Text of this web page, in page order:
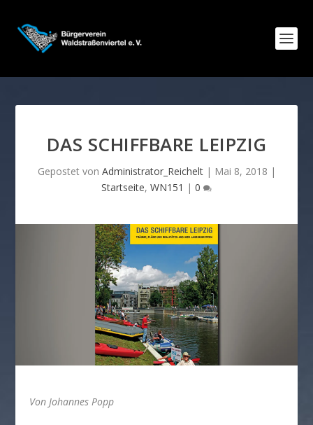
DAS SCHIFFBARE LEIPZIG
Gepostet von Administrator_Reichelt| Mai 8, 2018 |
Startseite, WN151 | 0
Von Johannes Popp